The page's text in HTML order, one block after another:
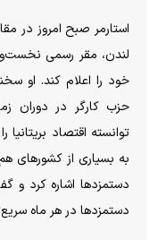
لندن، مقر رسمی
خود را اعلام کند. او
حزب کارگر در دوران
توانسته اقتصاد
به بسیاری از کشور‌های
دستمزد‌ها اشاره کرد و
دستمزد‌ها در هر ماه